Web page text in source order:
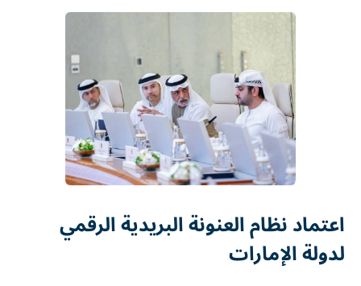
اعتماد نظام العنونة البريدية الرقمي
لدولة الإمارات